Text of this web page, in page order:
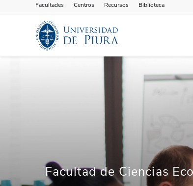
Facultades Centros Recursos Biblioteca
Facultad de Ciencias